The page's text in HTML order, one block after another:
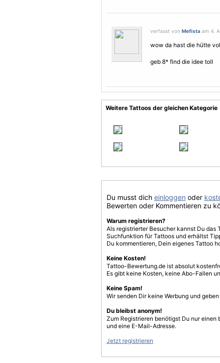
verfasst von Mefista am 4.
wow da hast die hütte
geb 8* find die idee toll
Weitere Tattoos der gleichen Kategorie
Du musst dich einloggen oder
Bewerten oder Kommentieren zu
Warum registrieren?
Als registrierter Besucher kannst Du
Suchfunktion für Tattoos und erhältst
Du kommentieren, Dein eigenes Tattoo
Keine Kosten!
Tattoo-Bewertung.de ist absolut
Es gibt keine Kosten, keine Abo-Fallen
Keine Spam!
Wir senden Dir keine Werbung und
Du bleibst anonym!
Zum Registrieren benötigst Du nur einen
und eine E-Mail-Adresse.
Jetzt registrieren